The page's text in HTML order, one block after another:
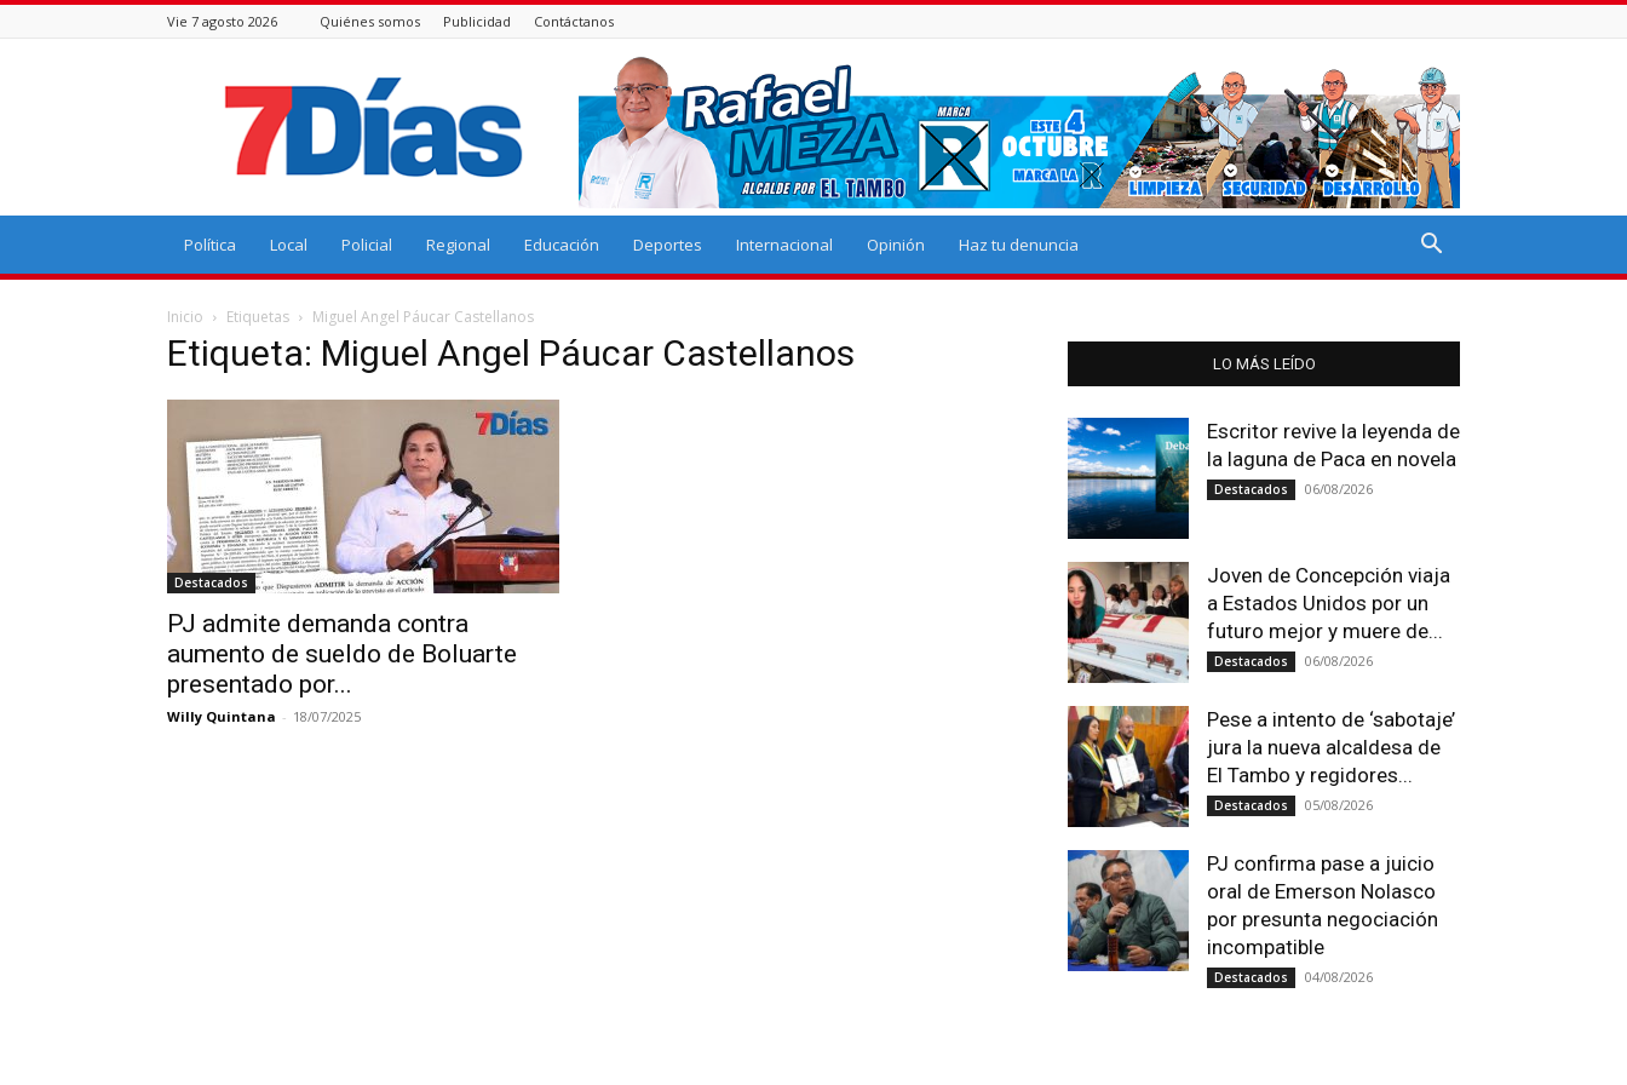
Vie 7 agosto 2026 Quiénes somos Publicidad Contáctanos
7
Días
Política Local Policial Regional Educación Deportes Internacional Opinión Haz tu denuncia
Inicio Etiquetas Miguel Angel Páucar Castellanos
Etiqueta: Miguel Angel Páucar Castellanos
Destacados
PJ admite demanda contra
aumento de sueldo de Boluarte
presentado por...
Willy Quintana - 18/07/2025
LO MÁS LEÍDO
Escritor revive la leyenda de
la laguna de Paca en novela
Destacados 06/08/2026
Joven de Concepción viaja
a Estados Unidos por un
futuro mejor y muere de...
Destacados 06/08/2026
Pese a intento de ‘sabotaje’
jura la nueva alcaldesa de
El Tambo y regidores...
Destacados 05/08/2026
PJ confirma pase a juicio
oral de Emerson Nolasco
por presunta negociación
incompatible
Destacados 04/08/2026